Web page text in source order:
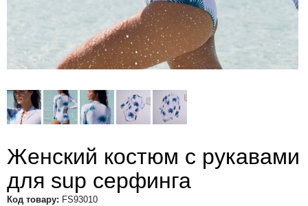
Женский костюм с рукавами
для sup серфинга
Код товару: FS93010